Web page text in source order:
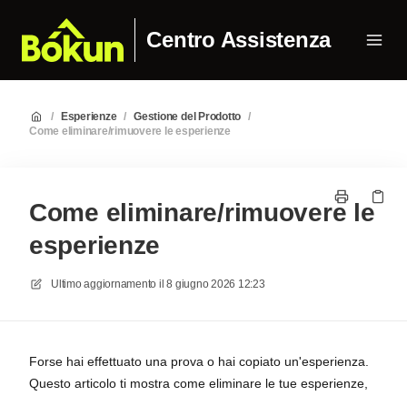
Centro Assistenza
/ Esperienze / Gestione del Prodotto /
Come eliminare/rimuovere le esperienze
Come eliminare/rimuovere le
esperienze
Ultimo aggiornamento il 8 giugno 2026 12:23
Forse hai effettuato una prova o hai copiato un'esperienza.
Questo articolo ti mostra come eliminare le tue esperienze,